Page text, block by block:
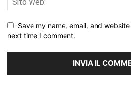
Save my name, email, and
next time I comment.